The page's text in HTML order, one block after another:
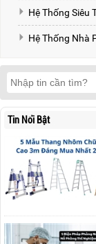
Hệ Thống Siêu
Hệ Thống Nhà
Tin Nổi Bật